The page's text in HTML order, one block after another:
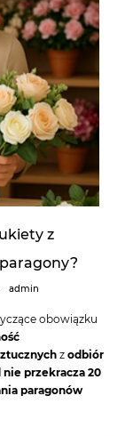
z
admin
obowiązku
z odbiór
przekracza 20
paragonów